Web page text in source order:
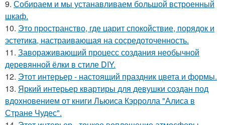
9. Собираем и мы устанавливаем большой встроенный
шкаф.
10. Это пространство, где царит спокойствие, порядок и
эстетика, настраивающая на сосредоточенность.
11. Завораживающий процесс создания необычной
деревянной ёлки в стиле DIY.
12. Этот интерьер - настоящий праздник цвета и формы.
13. Яркий интерьер квартиры для девушки создан под
вдохновением от книги Льюиса Кэрролла "Алиса в
Стране Чудес".